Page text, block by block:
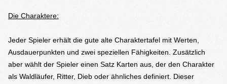
Die Charaktere:
Jeder Spieler erhält die gute alte Charaktertafel mit Werten,
Ausdauerpunkten und zwei speziellen Fähigkeiten. Zusätzlich
aber wählt der Spieler einen Satz Karten aus, der den Charakter
als Waldläufer, Ritter, Dieb oder ähnliches definiert. Dieser